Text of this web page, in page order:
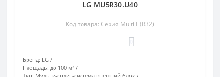
LG MU5R30.U40
Код товара: Серия Multi F (R32)
Бренд: LG
Площадь: до 100 м²
Тип: Мульти-сплит-система внешний блок